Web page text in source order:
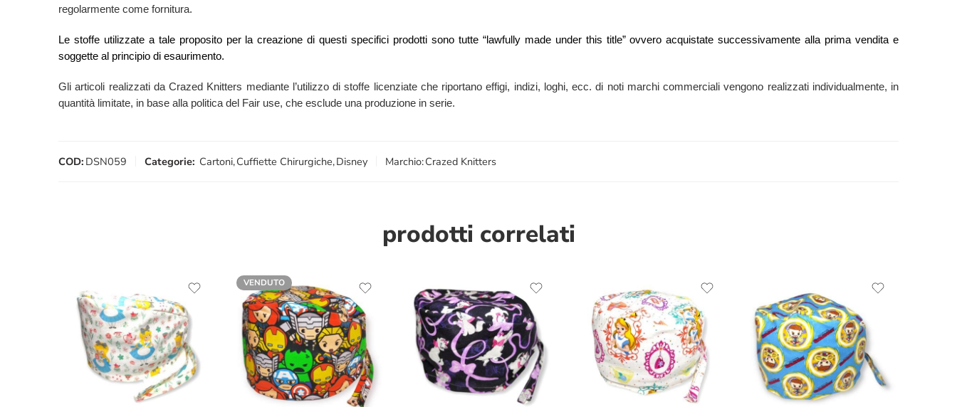
regolarmente come fornitura.
Le stoffe utilizzate a tale proposito per la creazione di questi specifici prodotti sono tutte “lawfully made under this title” ovvero acquistate successivamente alla prima vendita e
soggette al principio di esaurimento.
Gli articoli realizzati da Crazed Knitters mediante l’utilizzo di stoffe licenziate che riportano effigi, indizi, loghi, ecc. di noti marchi commerciali vengono realizzati individualmente, in
quantità limitate, in base alla politica del Fair use, che esclude una produzione in serie.
COD: DSN059 Categorie: Cartoni,Cuffiette Chirurgiche,Disney Marchio:Crazed Knitters
prodotti correlati
VENDUTO